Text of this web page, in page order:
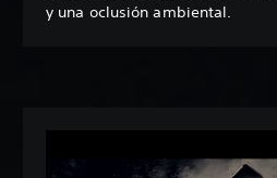
y una oclusión ambiental.